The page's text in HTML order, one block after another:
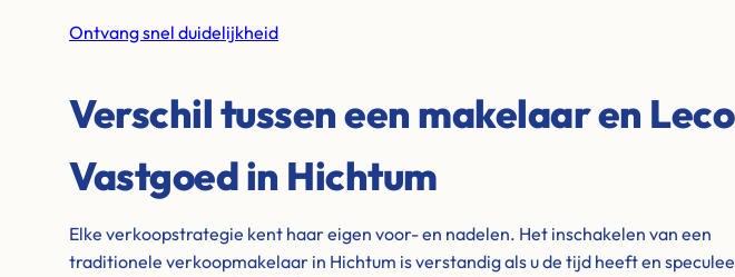
Ontvang snel duidelijkheid
Verschil tussen een makelaar en Leco
Vastgoed in Hichtum
Elke verkoopstrategie kent haar eigen voor- en nadelen. Het inschakelen van een
traditionele verkoopmakelaar in Hichtum is verstandig als u de tijd heeft en